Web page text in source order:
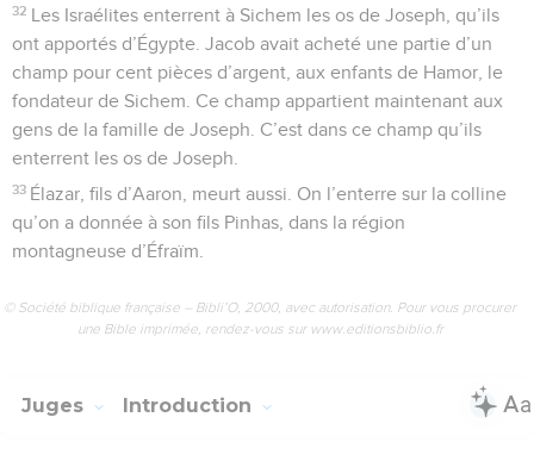
32 Les Israélites enterrent à Sichem les os de Joseph, qu’ils
ont apportés d’Égypte. Jacob avait acheté une partie d’un
champ pour cent pièces d’argent, aux enfants de Hamor, le
fondateur de Sichem. Ce champ appartient maintenant aux
gens de la famille de Joseph. C’est dans ce champ qu’ils
enterrent les os de Joseph.
33 Élazar, fils d’Aaron, meurt aussi. On l’enterre sur la colline
qu’on a donnée à son fils Pinhas, dans la région
montagneuse d’Éfraïm.
© Société biblique française – Bibli’O, 2000, avec autorisation. Pour vous procurer
une Bible imprimée, rendez-vous sur www.editionsbiblio.fr
Juges Introduction